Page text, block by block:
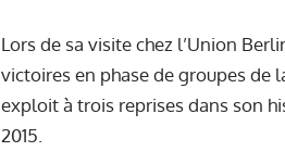
Lors de sa visite chez l’Union
victoires en phase de groupes de
exploit à trois reprises dans son
2015.